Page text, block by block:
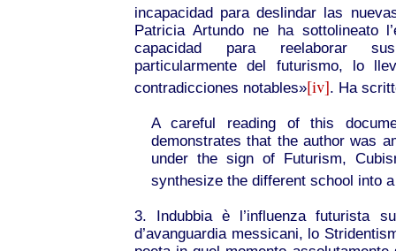
incapacidad para deslindar las
Patricia Artundo ne ha sottolineato
capacidad para reelaborar sus
particularmente del futurismo, lo
contradicciones notables»[iv]. Ha
A careful reading of this
demonstrates that the author was
under the sign of Futurism,
synthesize the different school into
3. Indubbia è l’influenza futurista
d’avanguardia messicani, lo